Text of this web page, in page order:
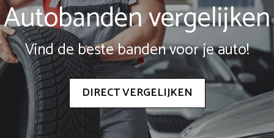
Autobanden vergelijken
Vind de beste banden voor je auto!
DIRECT VERGELIJKEN